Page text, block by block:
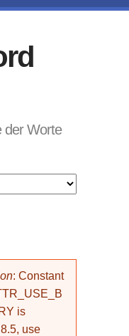
der Worte
: Constant
is
use